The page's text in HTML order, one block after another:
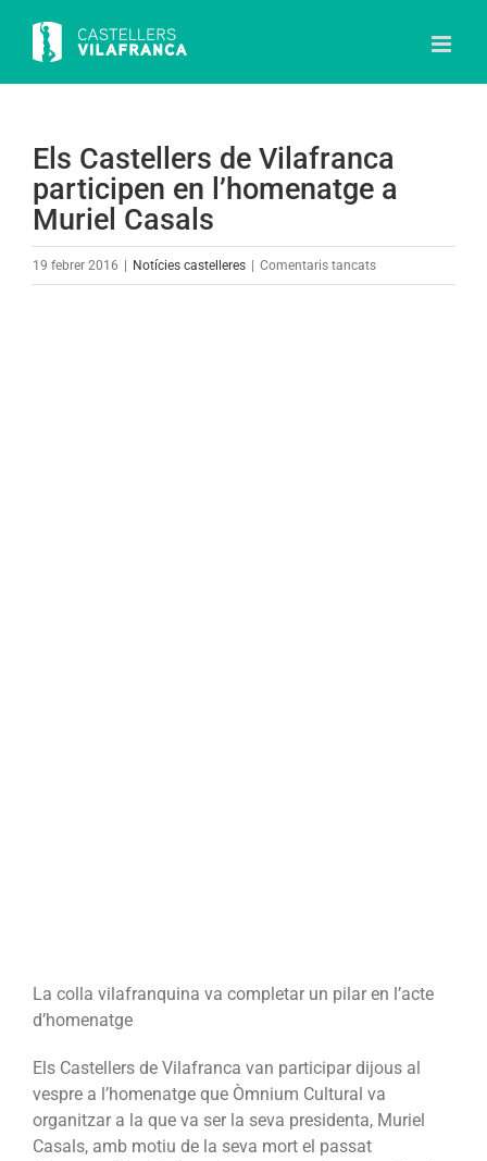
content
Els Castellers de Vilafranca
participen en l’homenatge a
Muriel Casals
19 febrer 2016 Notícies castelleres Comentaris tancatsa
La colla vilafranquina va completar un pilar en l’acte
d’homenatge
Els Castellers de Vilafranca van participar dijous al
vespre a l’homenatge que Òmnium Cultural va
organitzar a la que va ser la seva presidenta, Muriel
Casals, amb motiu de la seva mort el passat